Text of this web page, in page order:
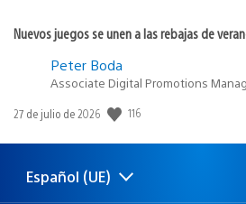
Nuevos juegos se unen a las rebajas de
Peter Boda
Associate Digital Promotions
Fecha
publicación:
27 de julio de 2026 116
Selecciona
Región
Español (UE)